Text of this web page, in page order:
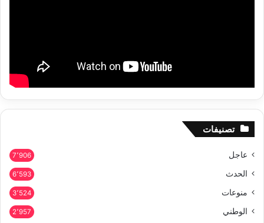
تصنيفات
عاجل 7٬906
الحدث 6٬593
منوعات 3٬524
الوطني 2٬957